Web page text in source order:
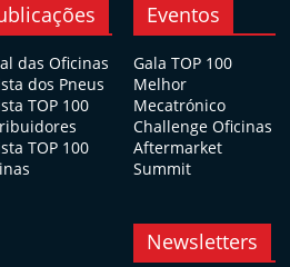
das Oficinas
dos Pneus
TOP 100
TOP 100
Eventos
Gala TOP 100
Melhor
Mecatrónico
Challenge Oficinas
Aftermarket
Summit
Newsletters